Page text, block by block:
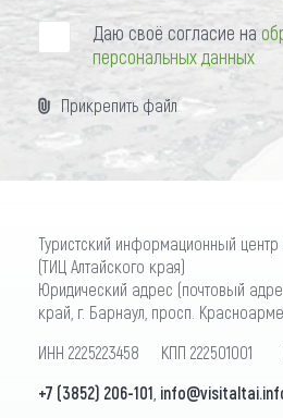
Даю своё согласие на
персональных данных
Прикрепить файл
Туристский информационный центр
(ТИЦ Алтайского края)
Юридический адрес (почтовый
край, г. Барнаул, просп.
ИНН 2225223458 КПП 222501001
+7 (3852) 206-101